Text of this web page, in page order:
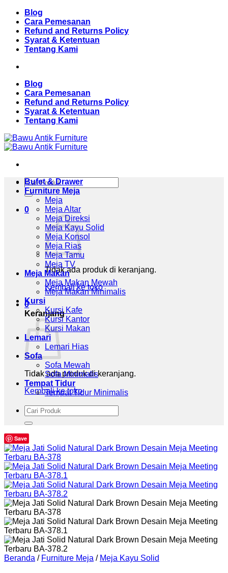
Skip
content
Blog
Cara Pemesanan
Refund and Returns Policy
Syarat & Ketentuan
Tentang Kami
Blog
Cara Pemesanan
Refund and Returns Policy
Syarat & Ketentuan
Tentang Kami
Pencarian
untuk:
0
Tidak ada produk di keranjang.
Kembali ke toko
0
Keranjang
Tidak ada produk di keranjang.
Kembali ke toko
Bufet & Drawer
Furniture Meja
Meja
Meja Altar
Meja Direksi
Meja Kayu Solid
Meja Konsol
Meja Rias
Meja Tamu
Meja TV
Meja Makan
Meja Makan Mewah
Meja Makan Minimalis
Kursi
Kursi Kafe
Kursi Kantor
Kursi Makan
Lemari
Lemari Hias
Sofa
Sofa Mewah
Sofa Minimalis
Tempat Tidur
Tempat Tidur Minimalis
Pencarian
untuk:
Save
Beranda / Furniture Meja / Meja Kayu Solid